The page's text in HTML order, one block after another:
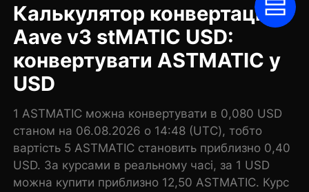
Калькулятор конвертації
Aave v3 stMATIC USD:
конвертувати ASTMATIC у
USD
1 ASTMATIC можна конвертувати в 0,080 USD
станом на 06.08.2026 о 14:48 (UTC), тобто
вартість 5 ASTMATIC становить приблизно 0,40
USD. За курсами в реальному часі, за 1 USD
можна купити приблизно 12,50 ASTMATIC. Курс